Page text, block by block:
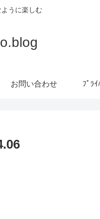
うに楽しむ
お問い合わせ ﾌﾟﾗ